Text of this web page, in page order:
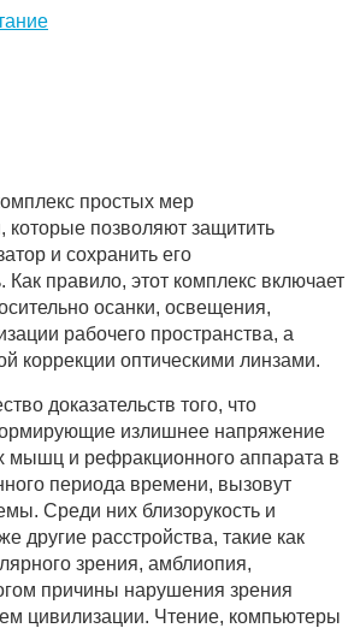
простых мер
которые позволяют защитить
и сохранить его
Как правило, этот комплекс включает
осанки, освещения,
рабочего пространства, а
коррекции оптическими линзами.
доказательств того, что
излишнее напряжение
мышц и рефракционного аппарата в
периода времени, вызовут
Среди них близорукость и
другие расстройства, такие как
зрения, амблиопия,
причины нарушения зрения
цивилизации. Чтение, компьютеры